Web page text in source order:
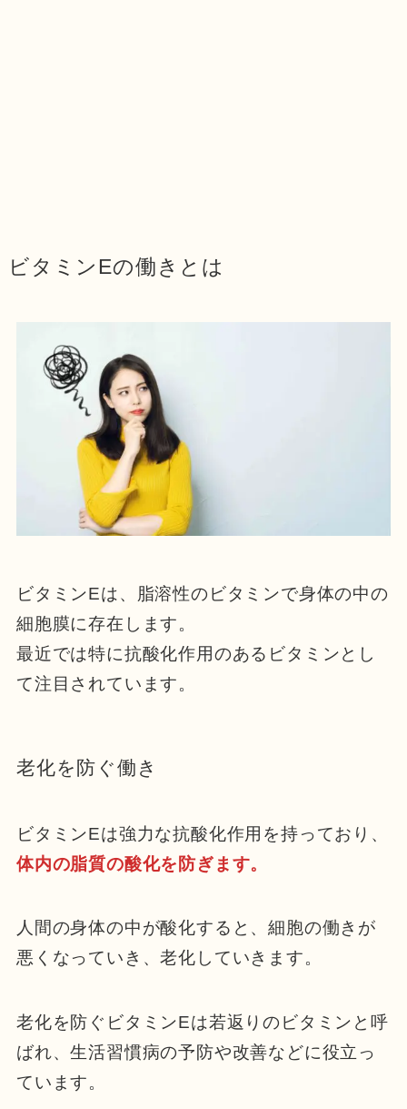
ビタミンEの働きとは
ビタミンEは、脂溶性のビタミンで身体の中の
細胞膜に存在します。
最近では特に抗酸化作用のあるビタミンとし
て注目されています。
老化を防ぐ働き
ビタミンEは強力な抗酸化作用を持っており、
体内の脂質の酸化を防ぎます。
人間の身体の中が酸化すると、細胞の働きが
悪くなっていき、老化していきます。
老化を防ぐビタミンEは若返りのビタミンと呼
ばれ、生活習慣病の予防や改善などに役立っ
ています。